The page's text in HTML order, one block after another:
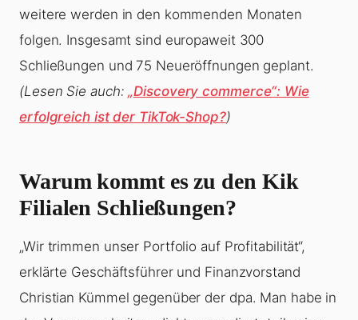
weitere werden in den kommenden Monaten
folgen. Insgesamt sind europaweit 300
Schließungen und 75 Neueröffnungen geplant.
(Lesen Sie auch:„Discovery commerce“: Wie
erfolgreich ist der TikTok-Shop?)
Warum kommt es zu den Kik
Filialen Schließungen?
„Wir trimmen unser Portfolio auf Profitabilität“,
erklärte Geschäftsführer und Finanzvorstand
Christian Kümmel gegenüber der dpa. Man habe in